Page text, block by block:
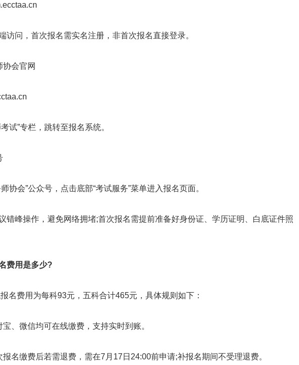
问，首次报名需实名注册，非首次报名直接登录。
会官网
”专栏，跳转至报名系统。
会”公众号，点击底部“考试服务”菜单进入报名页面。
峰操作，避免网络拥堵;首次报名需提前准备好身份证、学历证明、白底证件照
费用是多少?
费用为每科93元，五科合计465元，具体规则如下：
微信均可在线缴费，支持实时到账。
缴费后若需退费，需在7月17日24:00前申请;补报名期间不受理退费。